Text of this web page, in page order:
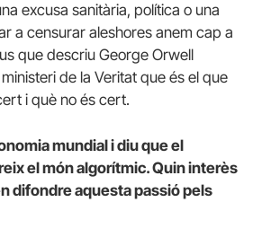
excusa sanitària, política o una
a censurar aleshores anem cap a
que descriu George Orwell
de la Veritat que és el que
i què no és cert.
mundial i diu que el
el món algorítmic. Quin interès
difondre aquesta passió pels